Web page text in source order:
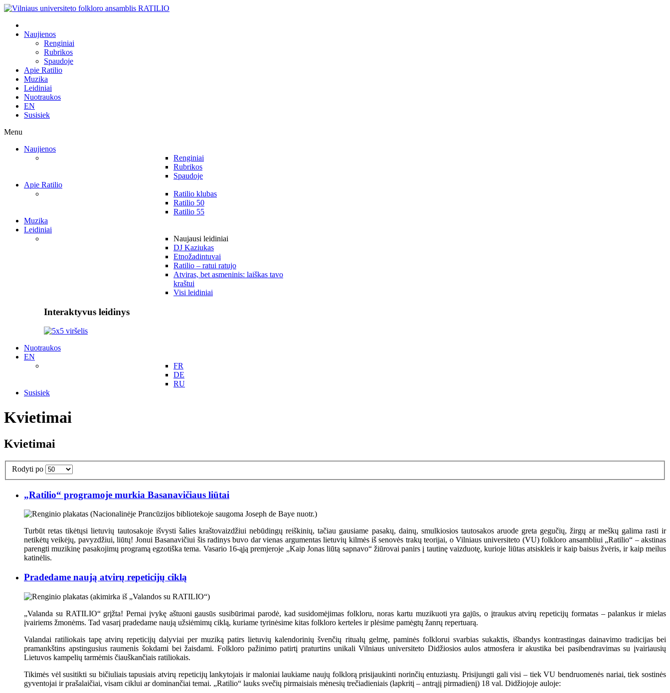
Naujienos
Renginiai
Rubrikos
Spaudoje
Apie Ratilio
Muzika
Leidiniai
Nuotraukos
EN
Susisiek
Menu
Naujienos
Renginiai
Rubrikos
Spaudoje
Apie Ratilio
Ratilio klubas
Ratilio 50
Ratilio 55
Muzika
Leidiniai
Naujausi leidiniai
DJ Kaziukas
Etnožadintuvai
Ratilio – ratui ratujo
Atviras, bet asmeninis: laiškas tavo
kraštui
Visi leidiniai
Interaktyvus leidinys
Nuotraukos
EN
FR
DE
RU
Susisiek
Kvietimai
Kvietimai
Rodyti po
„Ratilio“ programoje murkia Basanavičiaus liūtai
Turbūt retas tikėtųsi lietuvių tautosakoje išvysti šalies kraštovaizdžiui nebūdingų reiškinių, tačiau gausiame pasakų, dainų, smulkiosios tautosakos aruode greta gegučių, žirgų ar meškų galima rasti ir
netikėtų veikėjų, pavyzdžiui, liūtų! Jonui Basanavičiui šis radinys buvo dar vienas argumentas lietuvių kilmės iš senovės trakų teorijai, o Vilniaus universiteto (VU) folkloro ansambliui „Ratilio“ – akstinas
parengti muzikinę pasakojimų programą egzotiška tema. Vasario 16-ąją premjeroje „Kaip Jonas liūtą sapnavo“ žiūrovai panirs į tautinę vaizduotę, kurioje liūtas atsiskleis ir kaip baisus žvėris, ir kaip meilus
katinėlis.
Pradedame naują atvirų repeticijų ciklą
„Valanda su RATILIO“ grįžta! Pernai įvykę aštuoni gausūs susibūrimai parodė, kad susidomėjimas folkloru, noras kartu muzikuoti yra gajūs, o įtraukus atvirų repeticijų formatas – palankus ir mielas
įvairiems žmonėms. Tad vasarį pradedame naują užsiėmimų ciklą, kuriame tyrinėsime kitas folkloro kerteles ir plėsime pamėgtų žanrų repertuarą.
Valandai ratiliokais tapę atvirų repeticijų dalyviai per muziką patirs lietuvių kalendorinių švenčių ritualų gelmę, paminės folklorui svarbias sukaktis, išbandys kontrastingas dainavimo tradicijas bei
pramankštins apstingusius raumenis šokdami bei žaisdami. Folkloro pažinimo patirtį praturtins unikali Vilniaus universiteto Didžiosios aulos atmosfera ir akustika bei pasibendravimas su įvairiausių
Lietuvos kampelių tarmėmis čiauškančiais ratiliokais.
Tikimės vėl susitikti su bičiuliais tapusiais atvirų repeticijų lankytojais ir maloniai laukiame naujų folklorą prisijaukinti norinčių entuziastų. Prisijungti gali visi – tiek VU bendruomenės nariai, tiek sostinės
gyventojai ir prašalaičiai, visam ciklui ar dominančiai temai. „Ratilio“ lauks svečių pirmaisiais mėnesių trečiadieniais (lapkritį – antrąjį pirmadienį) 18 val. Didžiojoje auloje: